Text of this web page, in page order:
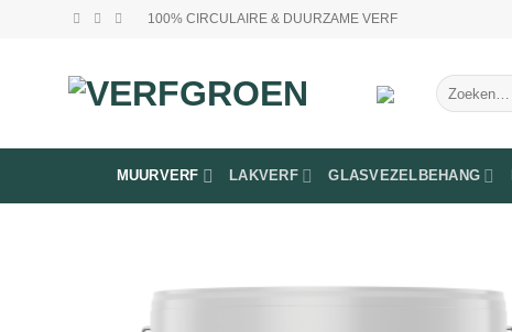
100% CIRCULAIRE & DUURZAME VERF
Zoeken
naar:
MUURVERF LAKVERF GLASVEZELBEHANG